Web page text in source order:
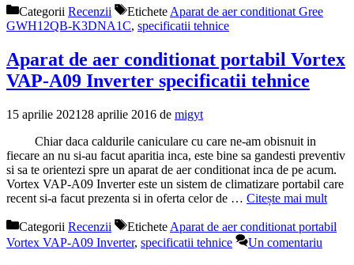
Categorii Recenzii EticheteAparat de aer conditionat Gree
GWH12QB-K3DNA1C, specificatii tehnice
Aparat de aer conditionat portabil Vortex
VAP-A09 Inverter specificatii tehnice
15 aprilie 2021 28 aprilie 2016 de migyt
Chiar daca caldurile caniculare cu care ne-am obisnuit in
fiecare an nu si-au facut aparitia inca, este bine sa gandesti preventiv
si sa te orientezi spre un aparat de aer conditionat inca de pe acum.
Vortex VAP-A09 Inverter este un sistem de climatizare portabil care
recent si-a facut prezenta si in oferta celor de … Citește mai mult
Categorii Recenzii Etichete Aparat de aer conditionat portabil
Vortex VAP-A09 Inverter, specificatii tehnice Un comentariu